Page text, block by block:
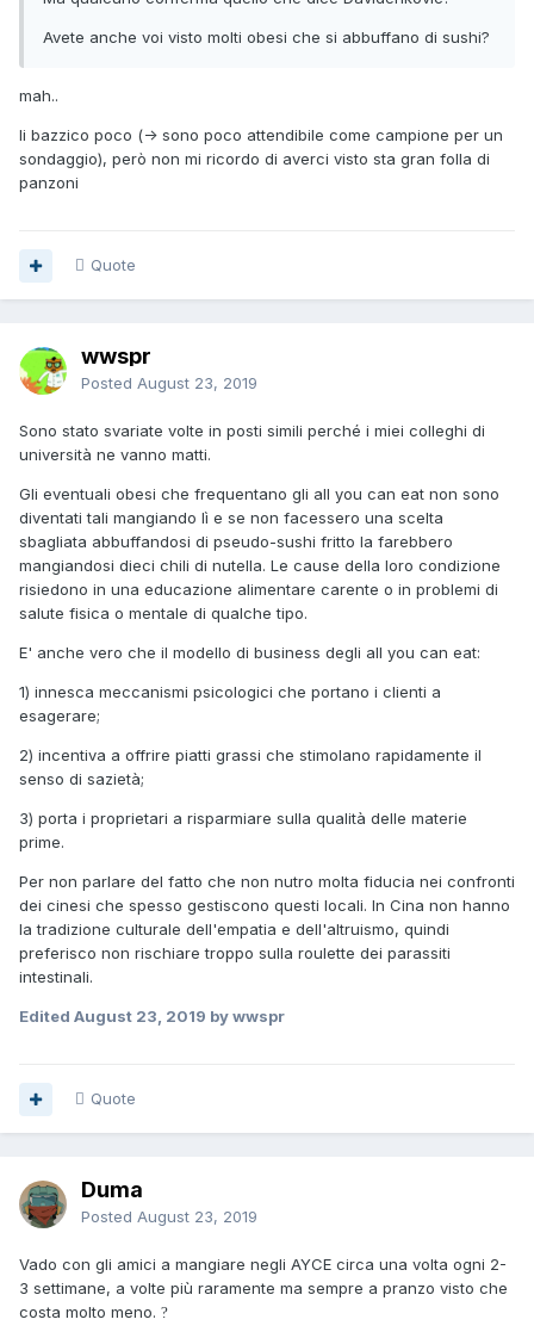
Avete anche voi visto molti obesi che si abbuffano di sushi?
mah..
li bazzico poco (-> sono poco attendibile come campione per un
sondaggio), però non mi ricordo di averci visto sta gran folla di
panzoni
Quote
wwspr
Posted August 23, 2019
Sono stato svariate volte in posti simili perché i miei colleghi di
università ne vanno matti.
Gli eventuali obesi che frequentano gli all you can eat non sono
diventati tali mangiando lì e se non facessero una scelta
sbagliata abbuffandosi di pseudo-sushi fritto la farebbero
mangiandosi dieci chili di nutella. Le cause della loro condizione
risiedono in una educazione alimentare carente o in problemi di
salute fisica o mentale di qualche tipo.
E' anche vero che il modello di business degli all you can eat:
1) innesca meccanismi psicologici che portano i clienti a
esagerare;
2) incentiva a offrire piatti grassi che stimolano rapidamente il
senso di sazietà;
3) porta i proprietari a risparmiare sulla qualità delle materie
prime.
Per non parlare del fatto che non nutro molta fiducia nei confronti
dei cinesi che spesso gestiscono questi locali. In Cina non hanno
la tradizione culturale dell'empatia e dell'altruismo, quindi
preferisco non rischiare troppo sulla roulette dei parassiti
intestinali.
Edited August 23, 2019 by wwspr
Quote
Duma
Posted August 23, 2019
Vado con gli amici a mangiare negli AYCE circa una volta ogni 2-
3 settimane, a volte più raramente ma sempre a pranzo visto che
costa molto meno. ?